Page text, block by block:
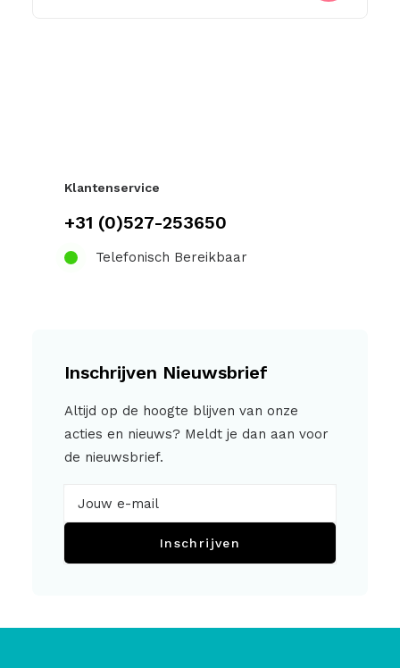
Klantenservice
+31 (0)527-253650
Telefonisch Bereikbaar
Inschrijven Nieuwsbrief
Altijd op de hoogte blijven van onze
acties en nieuws? Meldt je dan aan voor
de nieuwsbrief.
Inschrijven